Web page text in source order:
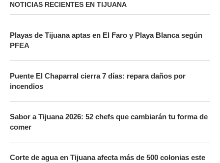
NOTICIAS RECIENTES EN TIJUANA
Playas de Tijuana aptas en El Faro y Playa Blanca según
PFEA
Puente El Chaparral cierra 7 días: repara daños por
incendios
Sabor a Tijuana 2026: 52 chefs que cambiarán tu forma de
comer
Corte de agua en Tijuana afecta más de 500 colonias este